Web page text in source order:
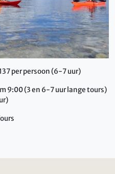
per persoon (6-7 uur)
9:00 (3 en 6-7 uur lange tours)